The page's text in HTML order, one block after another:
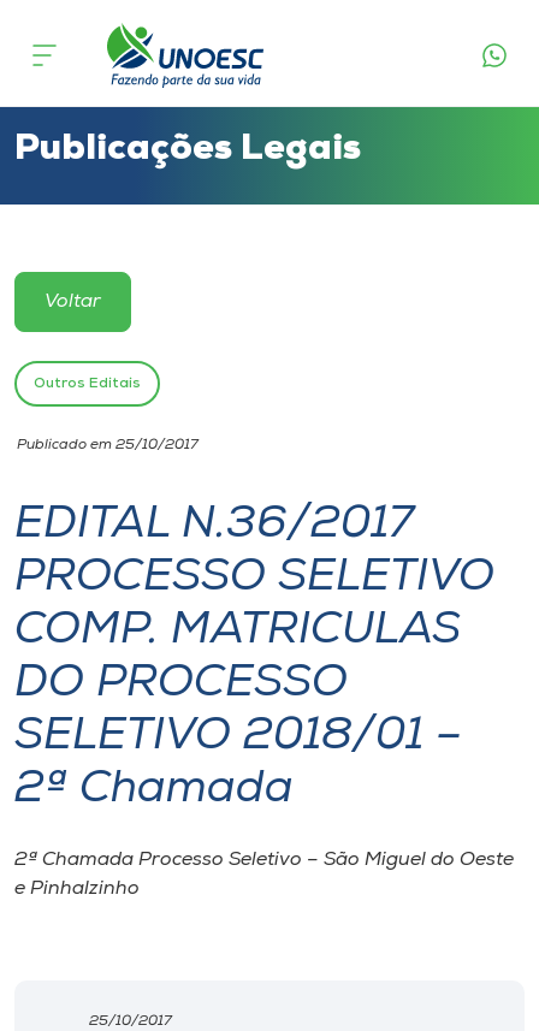
Cursos
Atendimento ao Estudante
Portal de Ensino
Unoesc
Internacionalização
I.nova
Diplomados
Cultura
CPA
Biblioteca
Publicações Legais
Voltar
Outros Editais
Publicado em 25/10/2017
EDITAL N.36/2017
PROCESSO SELETIVO
COMP. MATRICULAS
DO PROCESSO
SELETIVO 2018/01 –
2ª Chamada
2ª Chamada Processo Seletivo – São Miguel do Oeste
e Pinhalzinho
25/10/2017